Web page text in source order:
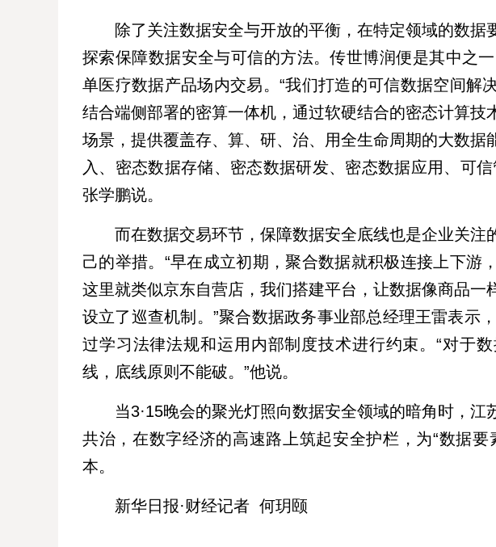
除了关注数据安全与开放的平衡，在特定领域的数据
探索保障数据安全与可信的方法。传世博润便是其中之
单医疗数据产品场内交易。“我们打造的可信数据空间解
结合端侧部署的密算一体机，通过软硬结合的密态计算技
场景，提供覆盖存、算、研、治、用全生命周期的大数据
入、密态数据存储、密态数据研发、密态数据应用、可
张学鹏说。
而在数据交易环节，保障数据安全底线也是企业关注
己的举措。“早在成立初期，聚合数据就积极连接上下游
这里就类似京东自营店，我们搭建平台，让数据像商品一
设立了巡查机制。”聚合数据政务事业部总经理王雷表示
过学习法律法规和运用内部制度技术进行约束。“对于
线，底线原则不能破。”他说。
当3·15晚会的聚光灯照向数据安全领域的暗角时，
共治，在数字经济的高速路上筑起安全护栏，为“数据
本。
新华日报·财经记者 何玥颐